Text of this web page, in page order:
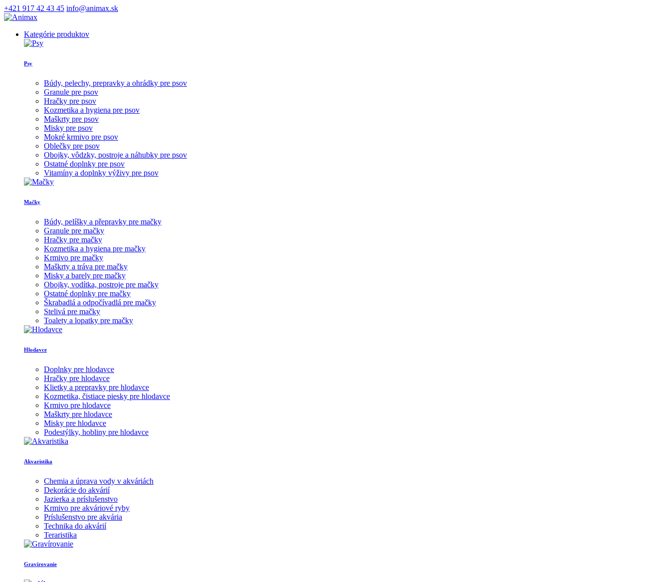
+421 917 42 43 45 info@animax.sk
Kategórie produktov
Psy
Búdy, pelechy, prepravky a ohrádky pre psov
Granule pre psov
Hračky pre psov
Kozmetika a hygiena pre psov
Maškrty pre psov
Misky pre psov
Mokré krmivo pre psov
Oblečky pre psov
Obojky, vôdzky, postroje a náhubky pre psov
Ostatné doplnky pre psov
Vitamíny a doplnky výživy pre psov
Mačky
Búdy, pelíšky a přepravky pre mačky
Granule pre mačky
Hračky pre mačky
Kozmetika a hygiena pre mačky
Krmivo pre mačky
Maškrty a tráva pre mačky
Misky a barely pre mačky
Obojky, vodítka, postroje pre mačky
Ostatné doplnky pre mačky
Škrabadlá a odpočívadlá pre mačky
Stelivá pre mačky
Toalety a lopatky pre mačky
Hlodavce
Doplnky pre hlodavce
Hračky pre hlodavce
Klietky a prepravky pre hlodavce
Kozmetika, čistiace piesky pre hlodavce
Krmivo pre hlodavce
Maškrty pre hlodavce
Misky pre hlodavce
Podestýlky, hobliny pre hlodavce
Akvaristika
Chemia a úprava vody v akváriách
Dekorácie do akvárií
Jazierka a príslušenstvo
Krmivo pre akváriové ryby
Príslušenstvo pre akvária
Technika do akvárií
Teraristika
Gravírovanie